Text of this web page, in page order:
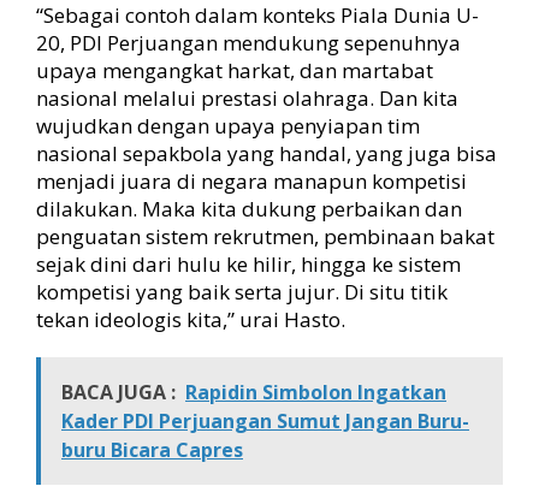
“Sebagai contoh dalam konteks Piala Dunia U-
20, PDI Perjuangan mendukung sepenuhnya
upaya mengangkat harkat, dan martabat
nasional melalui prestasi olahraga. Dan kita
wujudkan dengan upaya penyiapan tim
nasional sepakbola yang handal, yang juga bisa
menjadi juara di negara manapun kompetisi
dilakukan. Maka kita dukung perbaikan dan
penguatan sistem rekrutmen, pembinaan bakat
sejak dini dari hulu ke hilir, hingga ke sistem
kompetisi yang baik serta jujur. Di situ titik
tekan ideologis kita,” urai Hasto.
BACA JUGA : Rapidin Simbolon Ingatkan
Kader PDI Perjuangan Sumut Jangan Buru-
buru Bicara Capres